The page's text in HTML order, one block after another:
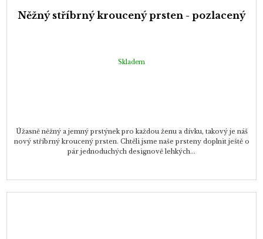
Něžný stříbrný kroucený prsten - pozlacený
Skladem
Úžasně něžný a jemný prstýnek pro každou ženu a dívku, takový je náš
nový stříbrný kroucený prsten. Chtěli jsme naše prsteny doplnit ještě o
pár jednoduchých designově lehkých...